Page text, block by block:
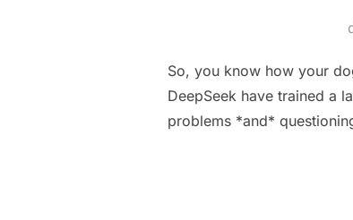
So, you know how your
DeepSeek have trained a
problems *and*